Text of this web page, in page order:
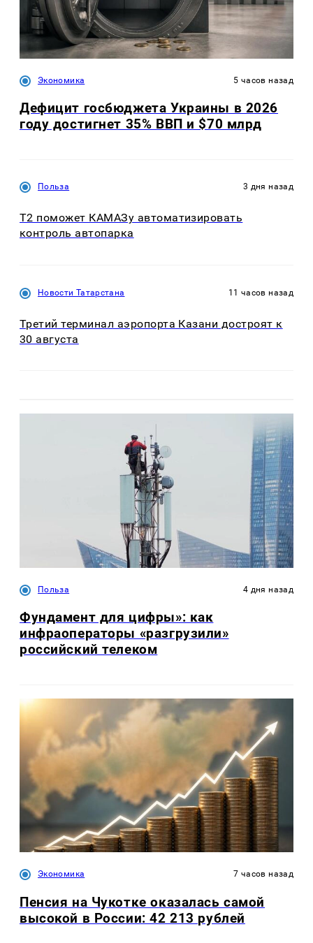
Экономика 5 часов назад
Дефицит госбюджета Украины в 2026
году достигнет 35% ВВП и $70 млрд
Польза 3 дня назад
T2 поможет КАМАЗу автоматизировать
контроль автопарка
Новости Татарстана 11 часов назад
Третий терминал аэропорта Казани достроят к
30 августа
Польза 4 дня назад
Фундамент для цифры»: как
инфраоператоры «разгрузили»
российский телеком
Экономика 7 часов назад
Пенсия на Чукотке оказалась самой
высокой в России: 42 213 рублей